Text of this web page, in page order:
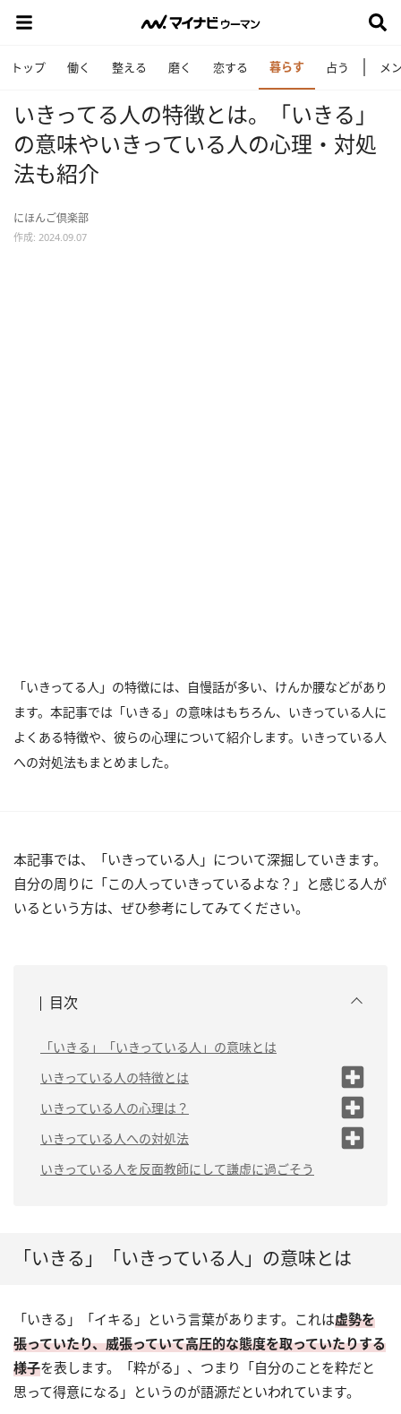
トップ 働く 整える 磨く 恋する 暮らす 占う メ
いきってる人の特徴とは。「いきる」
の意味やいきっている人の心理・対処
法も紹介
にほんご倶楽部
作成: 2024.09.07
「いきってる人」の特徴には、自慢話が多い、けんか腰などがあり
ます。本記事では「いきる」の意味はもちろん、いきっている人に
よくある特徴や、彼らの心理について紹介します。いきっている人
への対処法もまとめました。
本記事では、「いきっている人」について深掘していきます。
自分の周りに「この人っていきっているよな？」と感じる人が
いるという方は、ぜひ参考にしてみてください。
目次
「いきる」「いきっている人」の意味とは
いきっている人の特徴とは
（1）自慢話が多い
（2）マウントを取って
くる
（3）自己中心的
いきっている人の心理は？
（1）自分は優れているとアピールした
い
（2）話題の中心になりたい・注目され
いきっている人への対処法
（1）適当に聞き流したり話をそらす
いきっている人を反面教師にして謙虚に過ごそう
「いきる」「いきっている人」の意味とは
「いきる」「イキる」という言葉があります。これは虚勢を
張っていたり、威張っていて高圧的な態度を取っていたりする
様子を表します。「粋がる」、つまり「自分のことを粋だと
思って得意になる」というのが語源だといわれています。